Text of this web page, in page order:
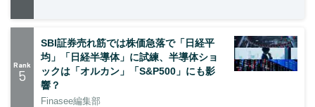
Rank
5
SBI証券売れ筋では株価急落で「日経平
均」「日経半導体」に試練、半導体ショ
ックは「オルカン」「S&P500」にも影
響？
Finasee編集部